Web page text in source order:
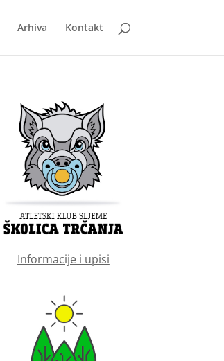
Arhiva Kontakt
Informacije i upisi